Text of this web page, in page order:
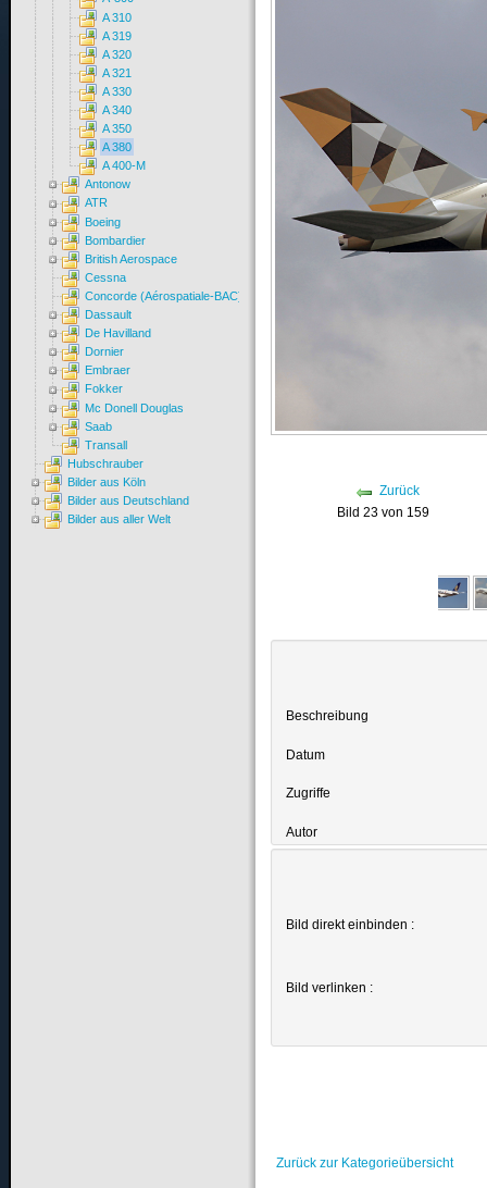
Zurück
Bild 23 von 159
Beschreibung
Datum
Zugriffe
Autor
Bild direkt einbinden :
Bild verlinken :
Zurück zur Kategorieübersicht
A 310
A 319
A 320
A 321
A 330
A 340
A 350
A 380
A 400-M
Antonow
ATR
Boeing
Bombardier
British Aerospace
Cessna
Concorde (Aérospatiale-BAC)
Dassault
De Havilland
Dornier
Embraer
Fokker
Mc Donell Douglas
Saab
Transall
Hubschrauber
Bilder aus Köln
Bilder aus Deutschland
Bilder aus aller Welt